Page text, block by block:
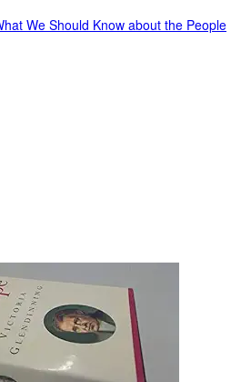
We Should Know about the People